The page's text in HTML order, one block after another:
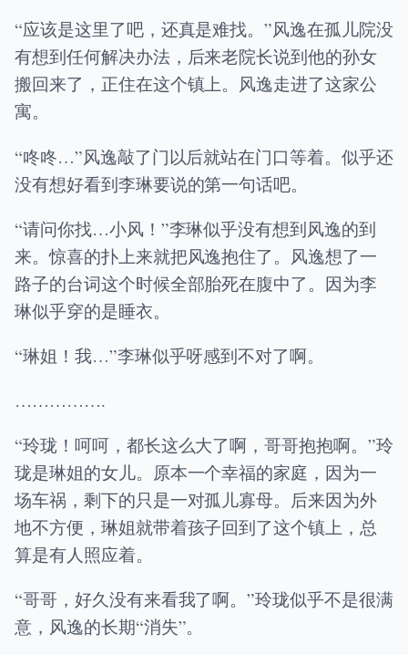
“应该是这里了吧，还真是难找。”风逸在孤儿院没
有想到任何解决办法，后来老院长说到他的孙女
搬回来了，正住在这个镇上。风逸走进了这家公
寓。
“咚咚…”风逸敲了门以后就站在门口等着。似乎还
没有想好看到李琳要说的第一句话吧。
“请问你找…小风！”李琳似乎没有想到风逸的到
来。惊喜的扑上来就把风逸抱住了。风逸想了一
路子的台词这个时候全部胎死在腹中了。因为李
琳似乎穿的是睡衣。
“琳姐！我…”李琳似乎呀感到不对了啊。
…………….
“玲珑！呵呵，都长这么大了啊，哥哥抱抱啊。”玲
珑是琳姐的女儿。原本一个幸福的家庭，因为一
场车祸，剩下的只是一对孤儿寡母。后来因为外
地不方便，琳姐就带着孩子回到了这个镇上，总
算是有人照应着。
“哥哥，好久没有来看我了啊。”玲珑似乎不是很满
意，风逸的长期“消失”。